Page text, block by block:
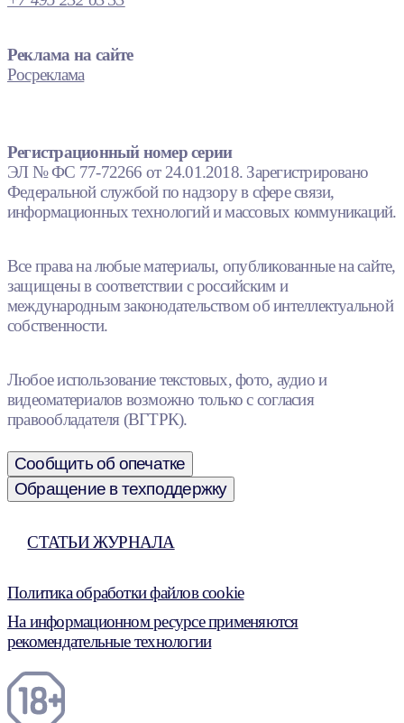
Реклама на сайте
Росреклама
Регистрационный номер серии
ЭЛ № ФС 77-72266 от 24.01.2018. Зарегистрировано
Федеральной службой по надзору в сфере связи,
информационных технологий и массовых коммуникаций.
Все права на любые материалы, опубликованные на сайте,
защищены в соответствии с российским и
международным законодательством об интеллектуальной
собственности.
Любое использование текстовых, фото, аудио и
видеоматериалов возможно только с согласия
правообладателя (ВГТРК).
Сообщить об опечатке
Обращение в техподдержку
СТАТЬИ ЖУРНАЛА
Политика обработки файлов cookie
На информационном ресурсе применяются
рекомендательные технологии